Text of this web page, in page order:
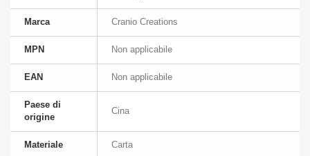
Marca Cranio Creations
MPN Non applicabile
EAN Non applicabile
Paese di
origine
Cina
Materiale Carta